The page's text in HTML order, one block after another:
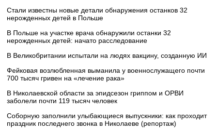
Стали известны новые детали обнаружения останков 32
нерожденных детей в Польше
В Польше на участке врача обнаружили останки 32
нерожденных детей: начато расследование
В Великобритании испытали на людях вакцину, созданную ИИ
Фейковая возлюбленная выманила у военнослужащего почти
700 тысяч гривен на «лечение рака»
В Николаевской области за эпидсезон гриппом и ОРВИ
заболели почти 119 тысяч человек
Соборную заполнили улыбающиеся выпускники: как проходит
праздник последнего звонка в Николаеве (репортаж)